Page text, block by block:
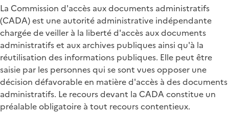
La Commission d'accès aux documents administratifs
(CADA) est une autorité administrative indépendante
chargée de veiller à la liberté d'accès aux documents
administratifs et aux archives publiques ainsi qu'à la
réutilisation des informations publiques. Elle peut être
saisie par les personnes qui se sont vues opposer une
décision défavorable en matière d'accès à des documents
administratifs. Le recours devant la CADA constitue un
préalable obligatoire à tout recours contentieux.